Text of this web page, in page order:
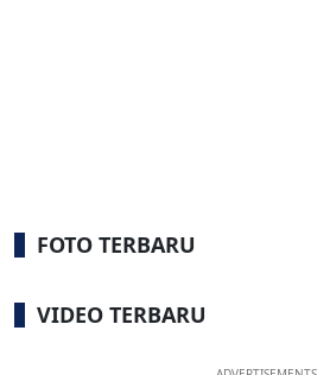
FOTO TERBARU
VIDEO TERBARU